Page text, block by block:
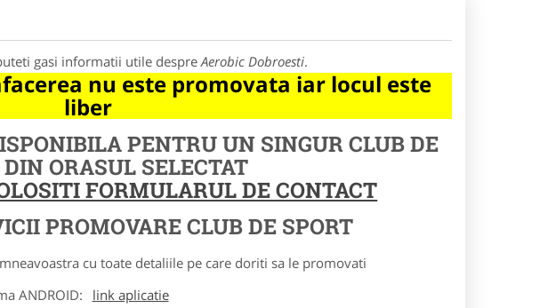
gasi informatii utile despreAerobic Dobroesti.
nu este promovata iar locul este
liber
PENTRU UN SINGUR CLUB DE
ORASUL SELECTAT
FORMULARUL DE CONTACT
PROMOVARE CLUB DE SPORT
cu toate detaliile pe care doriti sa le promovati
ANDROID:
link aplicatie